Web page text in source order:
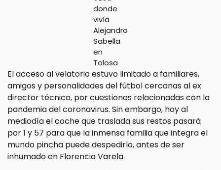
donde
vivía
Alejandro
Sabella
en
Tolosa
El acceso al velatorio estuvo limitado a familiares,
amigos y personalidades del fútbol cercanas al ex
director técnico, por cuestiones relacionadas con la
pandemia del coronavirus. Sin embargo, hoy al
mediodía el coche que traslada sus restos pasará
por 1 y 57 para que la inmensa familia que integra el
mundo pincha puede despedirlo, antes de ser
inhumado en Florencio Varela.